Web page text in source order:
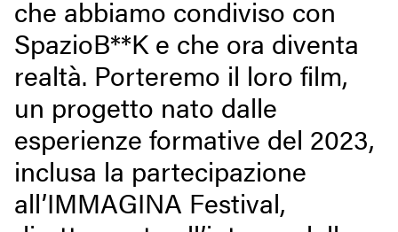
che abbiamo condiviso con
SpazioB**K e che ora diventa
realtà. Porteremo il loro film,
un progetto nato dalle
esperienze formative del 2023,
inclusa la partecipazione
all’IMMAGINA Festival,